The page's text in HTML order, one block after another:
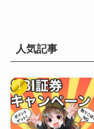
人気記事